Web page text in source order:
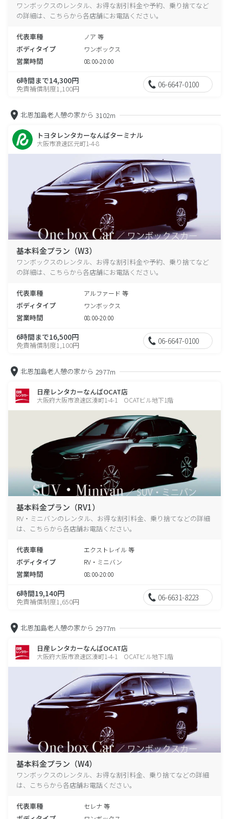
ワンボックスのレンタル、お得な割引料金や予約、乗り捨てなど
の詳細は、こちらから各店舗にお電話ください。
代表車種 ノア 等
ボディタイプ ワンボックス
営業時間 08:00-20:00
6時間まで14,300円
免責補償制度1,100円 06-6647-0100
北恩加島老人憩の家から 3102m
トヨタレンタカーなんばターミナル
大阪市浪速区元町1-4-8
基本料金プラン（W3）
ワンボックスのレンタル、お得な割引料金や予約、乗り捨てなど
の詳細は、こちらから各店舗にお電話ください。
代表車種 アルファード 等
ボディタイプ ワンボックス
営業時間 08:00-20:00
6時間まで16,500円
免責補償制度1,100円 06-6647-0100
北恩加島老人憩の家から 2977m
日産レンタカーなんばOCAT店
大阪府大阪市浪速区湊町1-4-1 OCATビル地下1階
基本料金プラン（RV1）
RV・ミニバンのレンタル、お得な割引料金、乗り捨てなどの詳細
は、こちらから各店舗お電話ください。
代表車種 エクストレイル 等
ボディタイプ RV・ミニバン
営業時間 08:00-20:00
6時間19,140円
免責補償制度1,650円 06-6631-8223
北恩加島老人憩の家から 2977m
日産レンタカーなんばOCAT店
大阪府大阪市浪速区湊町1-4-1 OCATビル地下1階
基本料金プラン（W4）
ワンボックスのレンタル、お得な割引料金、乗り捨てなどの詳細
は、こちらから各店舗お電話ください。
代表車種 セレナ 等